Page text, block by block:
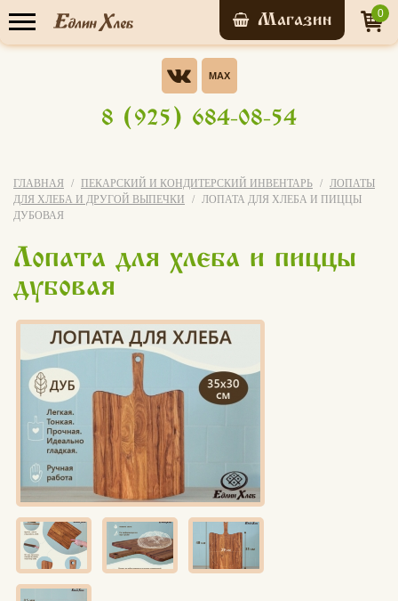
0
Прайс-лист
7 156 человек
мастер-класс
Хотели бы Вы участвовать в
бонусной системе ЭВО-
Нет
я не знаю что это за бонусная
система
Свой вариант
Голосовать
8 (925) 684-08-54
ГЛАВНАЯ ПЕКАРСКИЙ И КОНДИТЕРСКИЙ ИНВЕНТАРЬ
ЛОПАТЫ
ДЛЯ ХЛЕБА И ДРУГОЙ ВЫПЕЧКИ
ЛОПАТА ДЛЯ ХЛЕБА И ПИЦЦЫ
ДУБОВАЯ
Лопата для хлеба и пиццы
дубовая